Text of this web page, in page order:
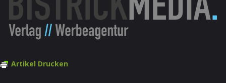
Artikel Drucken